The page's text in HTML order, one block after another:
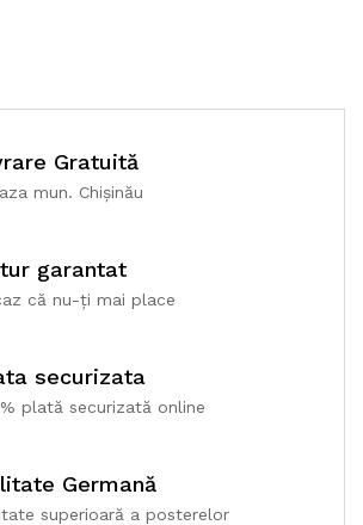
Gratuită
mun. Chișinău
garantat
că nu-ți mai place
securizata
plată securizată online
Germană
superioară a posterelor